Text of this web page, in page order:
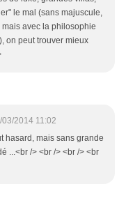
le mal (sans majuscule,
avec la philosophie
on peut trouver mieux
03/2014 11:02
hasard, mais sans grande
...<br /> <br /> <br /> <br